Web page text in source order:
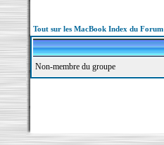
Tout sur les MacBook Index du Forum
Non-membre du groupe